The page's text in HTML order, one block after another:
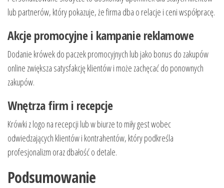
lub partnerów, który pokazuje, że firma dba o relacje i ceni współpracę.
Akcje promocyjne i kampanie reklamowe
Dodanie krówek do paczek promocyjnych lub jako bonus do zakupów
online zwiększa satysfakcję klientów i może zachęcać do ponownych
zakupów.
Wnętrza firm i recepcje
Krówki z logo na recepcji lub w biurze to miły gest wobec
odwiedzających klientów i kontrahentów, który podkreśla
profesjonalizm oraz dbałość o detale.
Podsumowanie